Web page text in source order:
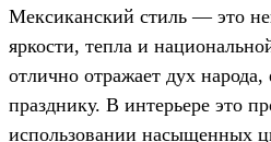
Мексиканский стиль — это
яркости, тепла и
отлично отражает дух
празднику. В интерьере это
использовании насыщенных